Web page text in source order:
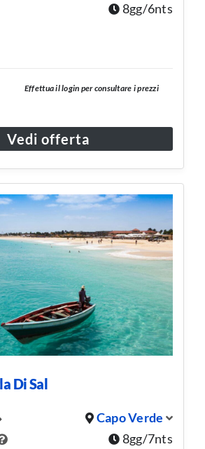
8gg/6nts
Effettua il login per consultare i prezzi
Vedi offerta
Di Sal
Capo Verde
8gg/7nts